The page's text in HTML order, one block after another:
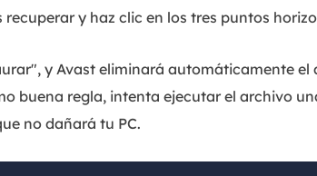
y haz clic en los tres puntos
y Avast eliminará automáticamente el
buena regla, intenta ejecutar el archivo
no dañará tu PC.